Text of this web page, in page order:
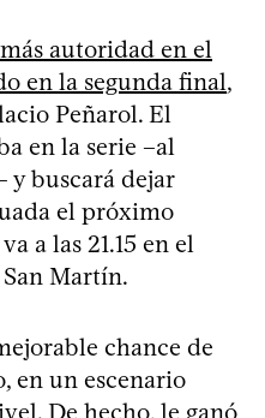
autoridad en el
en la segunda final,
Peñarol. El
en la serie –al
y buscará dejar
el próximo
a las 21.15 en el
Martín.
chance de
en un escenario
De hecho, le ganó